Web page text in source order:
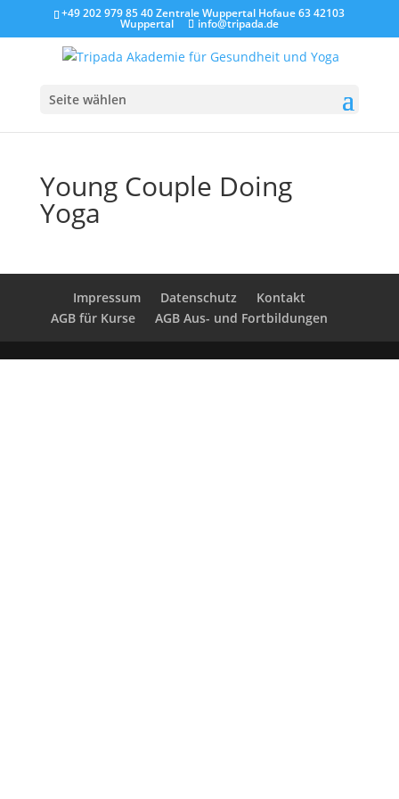
+49 202 979 85 40 Zentrale Wuppertal Hofaue 63 42103
Wuppertal info@tripada.de
Seite wählen
Young Couple Doing
Yoga
Impressum Datenschutz
Kontakt
AGB für Kurse
AGB Aus- und Fortbildungen